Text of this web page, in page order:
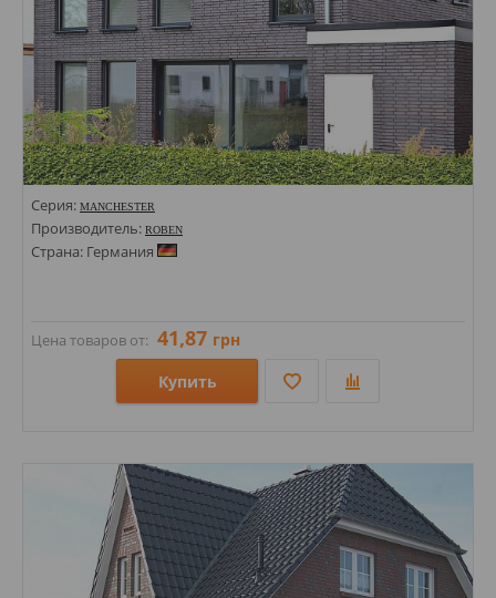
Серия: MANCHESTER
Производитель: ROBEN
Страна: Германия
Цена товаров от: 41,87 грн
Купить
Стили: Под кирпич;